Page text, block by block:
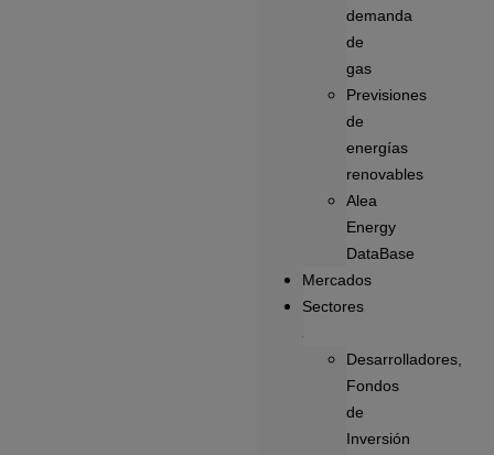
demanda
de
gas
Previsiones
de
energías
renovables
Alea
Energy
DataBase
Mercados
Sectores
Desarrolladores,
Fondos
de
Inversión